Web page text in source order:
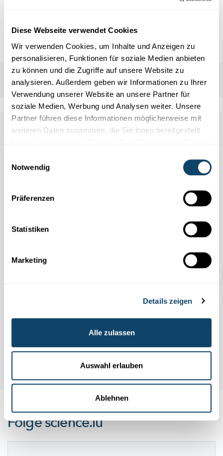
Diese Webseite verwendet Cookies
Wir verwenden Cookies, um Inhalte und Anzeigen zu
personalisieren, Funktionen für soziale Medien anbieten
zu können und die Zugriffe auf unsere Website zu
analysieren. Außerdem geben wir Informationen zu Ihrer
Verwendung unserer Website an unsere Partner für
soziale Medien, Werbung und Analysen weiter. Unsere
Partner führen diese Informationen möglicherweise mit
weiteren Daten zusammen, die Sie ihnen bereitgestellt
Notwendig
Präferenzen
Statistiken
Marketing
Details zeigen
Alle zulassen
Auswahl erlauben
Ablehnen
Other scientific events
Alle Events
2026
TEMPORÄRE AUSSTELLUNG:
Folgescience.lu